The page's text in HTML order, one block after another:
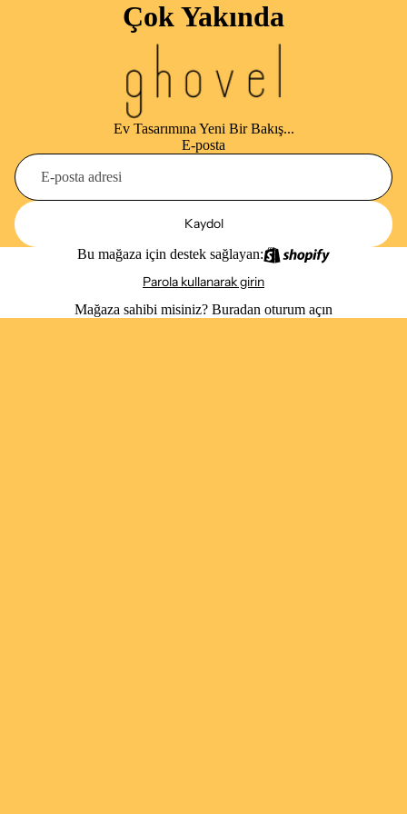
Çok Yakında
Ev Tasarımına Yeni Bir Bakış...
E-posta
Kaydol
Bu mağaza için destek sağlayan:
Parola kullanarak girin
Mağaza sahibi misiniz? Buradan oturum açın